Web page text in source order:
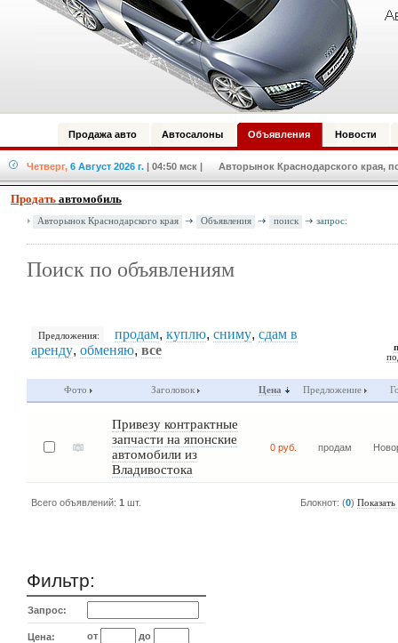
Продажа авто Автосалоны Объявления Новости
Четверг, 6 Август 2026 г. | 04:50 мск | Авторынок Краснодарского края,
Продать автомобиль
Авторынок Краснодарского края Объявления поиск запрос:
Поиск по объявлениям
Предложения: продам, куплю, сниму, сдам в
аренду, обменяю, все
Фото Заголовок Цена Предложение
Привезу контрактные
запчасти на японские
автомобили из
Владивостока
0 руб. продам
Всего объявлений: 1 шт. Блокнот: (0) Показать
Фильтр:
Запрос:
Цена: от до